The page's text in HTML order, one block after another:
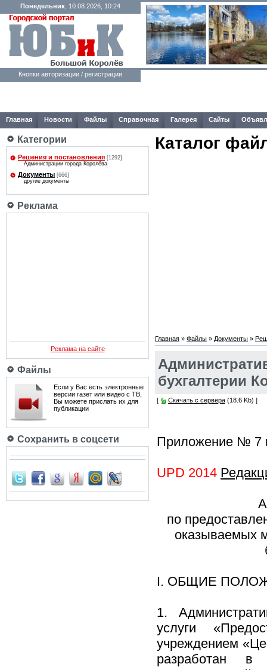
Понедельник , 10.08.2026, 10:24
Кнопки авторизации / регистрации
Главная Новости Файлы Справочная Галерея Сайты
Категории
Решения и постановления [1292]
Администрации города Королёва
Документы [666]
другие документы
Реклама
Реклама на сайте
Файлы
Если у Вас есть электронные
версии газет или видео с ТВ,
Вы можете прислать их для
публикации
Сохранить в соцсети
Каталог
Главная » Файлы » Документы »
бухгалтерии
[ Скачать с сервера (18.6 Kb) ]
Приложение № 7
UPD 2014
по
оказываемых
I. ОБЩИЕ
1.
услуги
учреждением
разработан в